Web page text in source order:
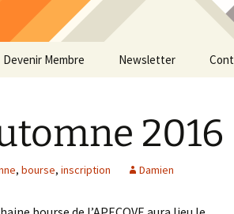
Devenir Membre Newsletter
2016
, bourse, inscription Damien